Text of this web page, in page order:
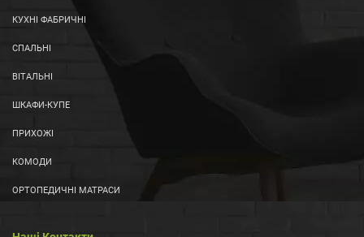
КУХНІ ФАБРИЧНІ
СПАЛЬНІ
ВІТАЛЬНІ
ШКАФИ-КУПЕ
ПРИХОЖІ
КОМОДИ
ОРТОПЕДИЧНІ МАТРАСИ